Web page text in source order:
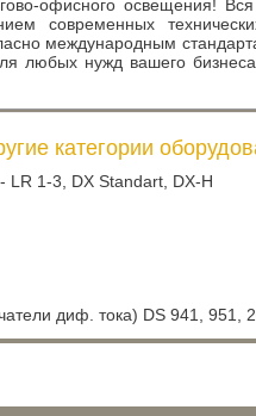
офисного освещения!
современных
международным
любых нужд вашего
категории
LR 1-3, DX Standart, DX-H
диф. тока) DS 941, 951,